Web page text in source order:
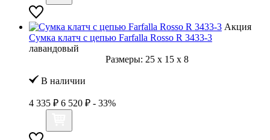
Акция
Сумка клатч с цепью Farfalla Rosso R 3433-3
лавандовый
Размеры: 25 x 15 x 8
В наличии
4 335 ₽ 6 520 ₽ - 33%